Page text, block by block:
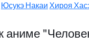
Юсукэ Накаи Хироя
аниме